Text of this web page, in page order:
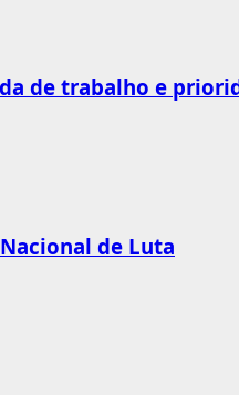
de trabalho e
de Luta